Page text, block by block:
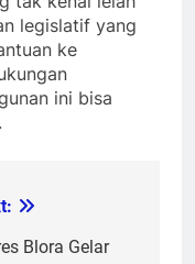
legislatif yang
ke
ini bisa
Blora Gelar